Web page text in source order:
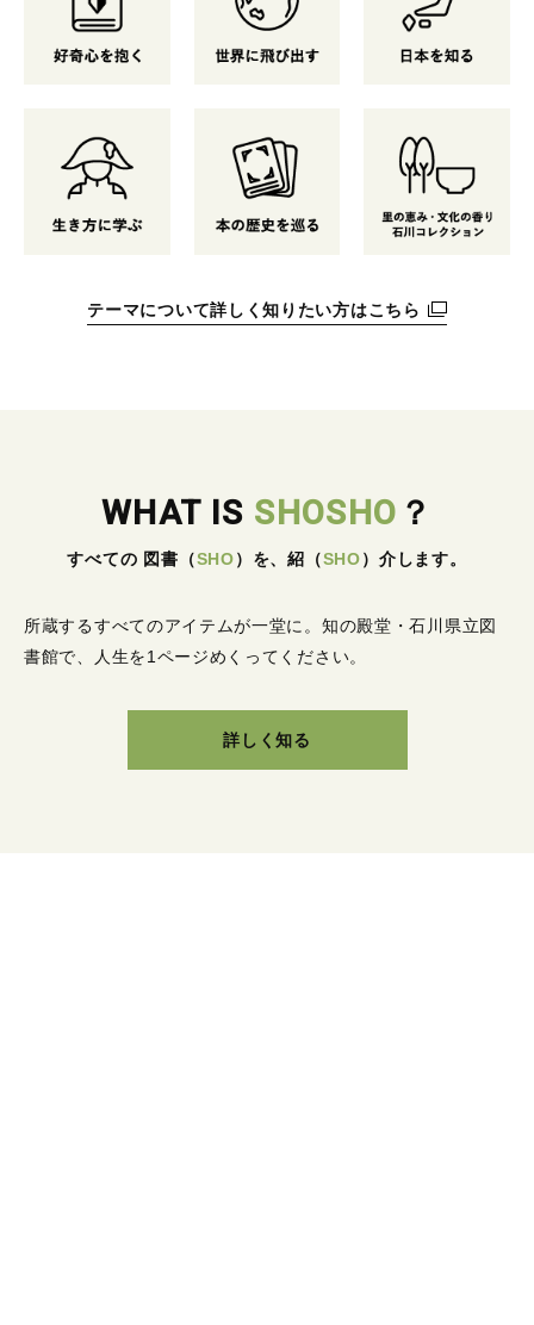
テーマについて詳しく知りたい方はこちら
WHAT IS SHOSHO ？
すべての 図書 （SHO） を、紹 （SHO） 介します。
所蔵するすべてのアイテムが一堂に。 知の殿堂・石川県立図
書館で、人生を1ページめくってください。
詳しく知る